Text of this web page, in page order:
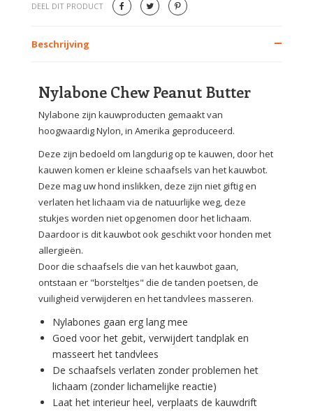
DEEL DIT PRODUCT
Beschrijving
Nylabone Chew Peanut Butter
Nylabone zijn kauwproducten gemaakt van
hoogwaardig Nylon, in Amerika geproduceerd.
Deze zijn bedoeld om langdurig op te kauwen, door het
kauwen komen er kleine schaafsels van het kauwbot.
Deze mag uw hond inslikken, deze zijn niet giftig en
verlaten het lichaam via de natuurlijke weg, deze
stukjes worden niet opgenomen door het lichaam.
Daardoor is dit kauwbot ook geschikt voor honden met
allergieën.
Door die schaafsels die van het kauwbot gaan,
ontstaan er "borsteltjes" die de tanden poetsen, de
vuiligheid verwijderen en het tandvlees masseren.
Nylabones gaan erg lang mee
Goed voor het gebit, verwijdert tandplak en
masseert het tandvlees
De schaafsels verlaten zonder problemen het
lichaam (zonder lichamelijke reactie)
Laat het interieur heel, verplaats de kauwdrift